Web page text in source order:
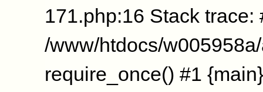
171.php:16 Stack trace:
/www/htdocs/
require_once() #1